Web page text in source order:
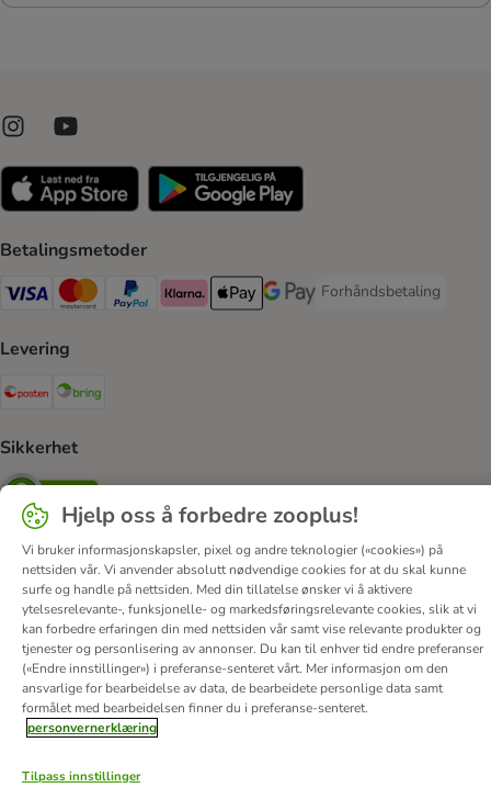
Betalingsmetoder
Visa Payment Method
Mastercard Payment Method
PayPal Payment Method
Klarna Payment Method
Apple Pay Payment Method
Google Pay Payment Method
Forhåndsbetaling
Forhåndsbetaling
Levering
Posten Shipping Method
Sikkerhet
Security
Om oss Karriere Corporate Website
Firmainformasjon
DSA
Vilkår & betingelser Personvern
Angre avtalen her
Kontakt
Frakt & levering
Betalingsmetoder
Tilgjengelighetserklæring
© zooplus SE2026
Hjelp oss å forbedre zooplus!
Vi bruker informasjonskapsler, pixel og andre teknologier («cookies») på
nettsiden vår. Vi anvender absolutt nødvendige cookies for at du skal kunne
surfe og handle på nettsiden. Med din tillatelse ønsker vi å aktivere
ytelsesrelevante-, funksjonelle- og markedsføringsrelevante cookies, slik at vi
kan forbedre erfaringen din med nettsiden vår samt vise relevante produkter og
tjenester og personlisering av annonser. Du kan til enhver tid endre preferanser
(«Endre innstillinger») i preferanse-senteret vårt. Mer informasjon om den
ansvarlige for bearbeidelse av data, de bearbeidete personlige data samt
formålet med bearbeidelsen finner du i preferanse-senteret.
personvernerklæring
Tilpass innstillinger